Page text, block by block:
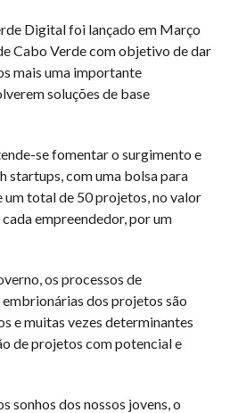
Digital foi lançado em Março
Cabo Verde com objetivo de dar
mais uma importante
soluções de base
se fomentar o surgimento e
startups, com uma bolsa para
um total de 50 projetos, no valor
empreendedor, por um
os processos de
dos projetos são
e muitas vezes determinantes
de projetos com potencial e
sonhos dos nossos jovens, o